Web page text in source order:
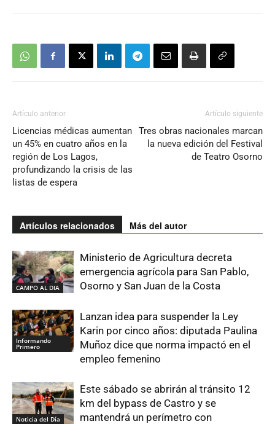
Artículo anterior
Licencias médicas aumentan
un 45% en cuatro años en la
región de Los Lagos,
profundizando la crisis de las
listas de espera
Artículo siguiente
Tres obras nacionales marcan
la nueva edición del Festival
de Teatro Osorno
Artículos relacionados Más del autor
CAMPO AL DIA
Ministerio de Agricultura decreta
emergencia agrícola para San Pablo,
Osorno y San Juan de la Costa
Informando
Primero
Lanzan idea para suspender la Ley
Karin por cinco años: diputada Paulina
Muñoz dice que norma impactó en el
empleo femenino
Noticia del Día
Este sábado se abrirán al tránsito 12
km del bypass de Castro y se
mantendrá un perímetro con